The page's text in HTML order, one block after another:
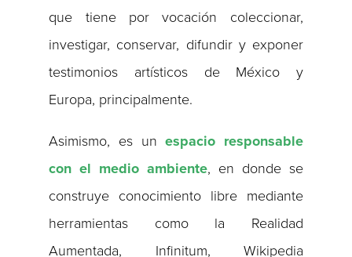
que tiene por vocación coleccionar,
investigar, conservar, difundir y exponer
testimonios artísticos de México y
Europa, principalmente.
Asimismo, es unespacio responsable
con el medio ambiente, en donde se
construye conocimiento libre mediante
herramientas como la Realidad
Aumentada, Infinitum, Wikipedia